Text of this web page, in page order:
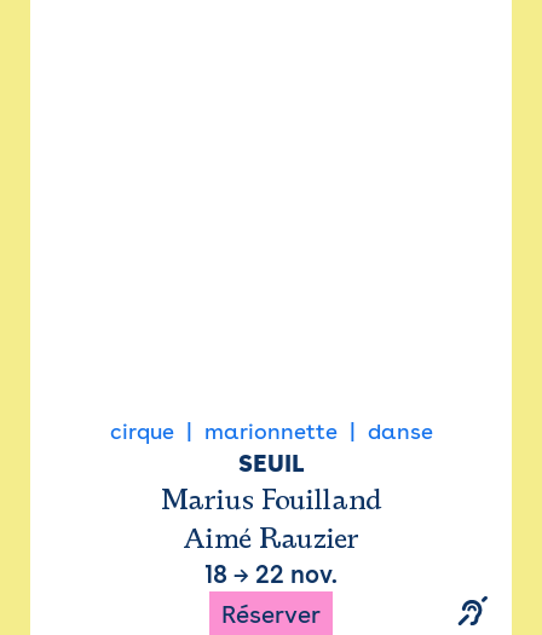
cirque marionnette danse
SEUIL
Marius Fouilland
Aimé Rauzier
18 → 22 nov.
Réserver